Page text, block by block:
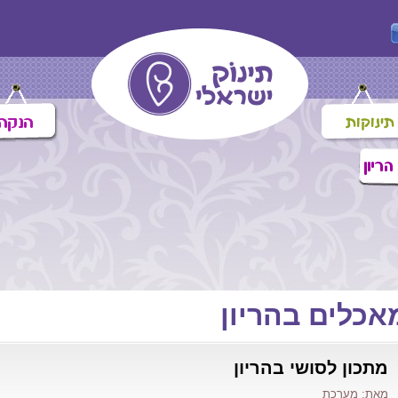
בהריון
מתכון לסושי בהריון
מאת: מערכת